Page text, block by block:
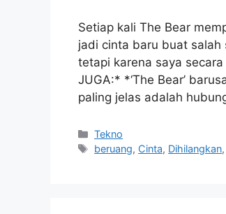
Setiap kali The Bear
jadi cinta baru buat salah
tetapi karena saya
JUGA:* *‘The Bear’
paling jelas adalah
Kategori
Tekno
Tag
beruang, Cinta, Dihilangkan